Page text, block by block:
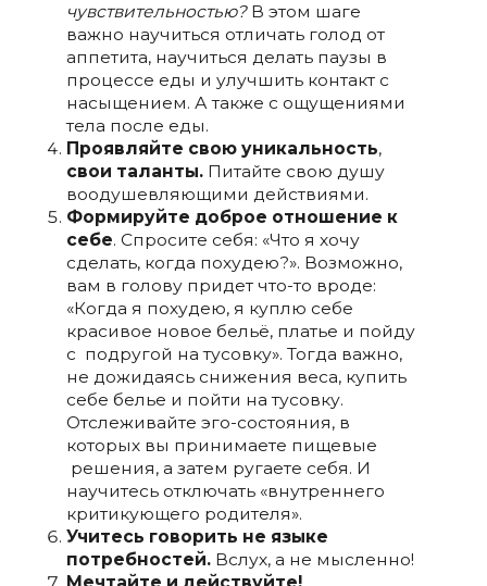
чувствительностью? В этом шаге
важно научиться отличать голод от
аппетита, научиться делать паузы в
процессе еды и улучшить контакт с
насыщением. А также с ощущениями
тела после еды.
Проявляйте свою уникальность,
свои таланты. Питайте свою душу
воодушевляющими действиями.
Формируйте доброе отношение к
себе. Спросите себя: «Что я хочу
сделать, когда похудею?». Возможно,
вам в голову придет что-то вроде:
«Когда я похудею, я куплю себе
красивое новое бельё, платье и пойду
с подругой на тусовку». Тогда важно,
не дожидаясь снижения веса, купить
себе белье и пойти на тусовку.
Отслеживайте эго-состояния, в
которых вы принимаете пищевые
решения, а затем ругаете себя. И
научитесь отключать «внутреннего
критикующего родителя».
Учитесь говорить не языке
потребностей.Вслух, а не мысленно!